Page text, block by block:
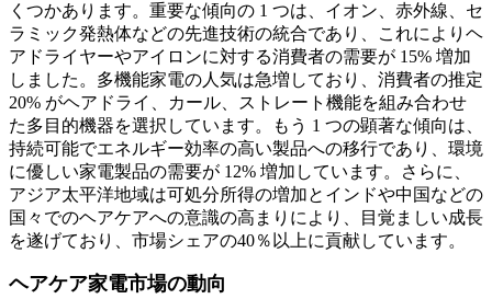
くつかあります。重要な傾向の 1 つは、イオン、赤外線、セ
ラミック発熱体などの先進技術の統合であり、これによりヘ
アドライヤーやアイロンに対する消費者の需要が 15% 増加
しました。多機能家電の人気は急増しており、消費者の推定
20% がヘアドライ、カール、ストレート機能を組み合わせ
た多目的機器を選択しています。もう 1 つの顕著な傾向は、
持続可能でエネルギー効率の高い製品への移行であり、環境
に優しい家電製品の需要が 12% 増加しています。さらに、
アジア太平洋地域は可処分所得の増加とインドや中国などの
国々でのヘアケアへの意識の高まりにより、目覚ましい成長
を遂げており、市場シェアの40％以上に貢献しています。
ヘアケア家電市場の動向